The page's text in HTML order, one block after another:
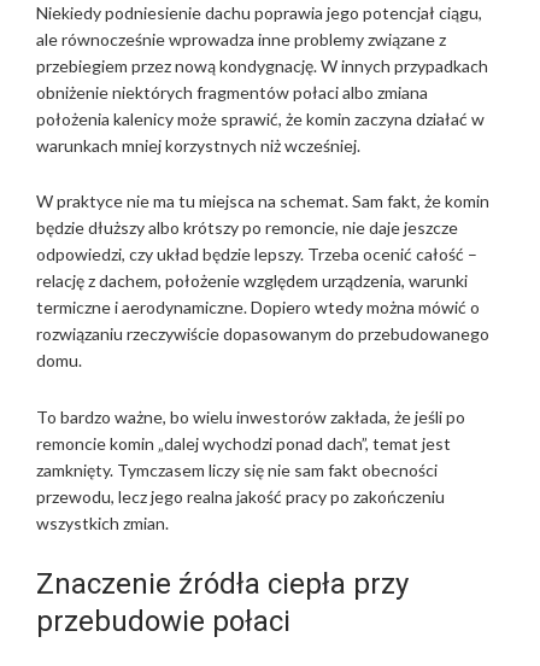
Niekiedy podniesienie dachu poprawia jego potencjał ciągu,
ale równocześnie wprowadza inne problemy związane z
przebiegiem przez nową kondygnację. W innych przypadkach
obniżenie niektórych fragmentów połaci albo zmiana
położenia kalenicy może sprawić, że komin zaczyna działać w
warunkach mniej korzystnych niż wcześniej.
W praktyce nie ma tu miejsca na schemat. Sam fakt, że komin
będzie dłuższy albo krótszy po remoncie, nie daje jeszcze
odpowiedzi, czy układ będzie lepszy. Trzeba ocenić całość –
relację z dachem, położenie względem urządzenia, warunki
termiczne i aerodynamiczne. Dopiero wtedy można mówić o
rozwiązaniu rzeczywiście dopasowanym do przebudowanego
domu.
To bardzo ważne, bo wielu inwestorów zakłada, że jeśli po
remoncie komin „dalej wychodzi ponad dach”, temat jest
zamknięty. Tymczasem liczy się nie sam fakt obecności
przewodu, lecz jego realna jakość pracy po zakończeniu
wszystkich zmian.
Znaczenie źródła ciepła przy
przebudowie połaci